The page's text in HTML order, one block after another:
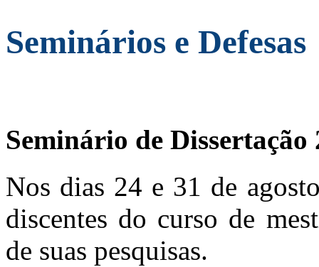
Seminários e Defesas
Seminário de Dissertação
Nos dias 24 e 31 de
discentes do curso de
de suas pesquisas.